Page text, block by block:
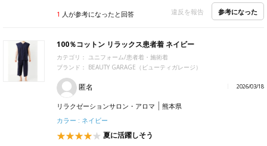
1 人が参考になったと回答 違反を報告 参考になった
100％コットン リラックス患者着 ネイビー
カテゴリ：
ユニフォーム/患者着・施術着
ブランド： BEAUTY GARAGE（ビューティガレージ）
匿名 2026/03/18
リラクゼーションサロン・アロマ
熊本県
カラー : ネイビー
夏に活躍しそう